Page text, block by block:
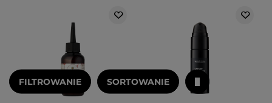
FILTROWANIE SORTOWANIE